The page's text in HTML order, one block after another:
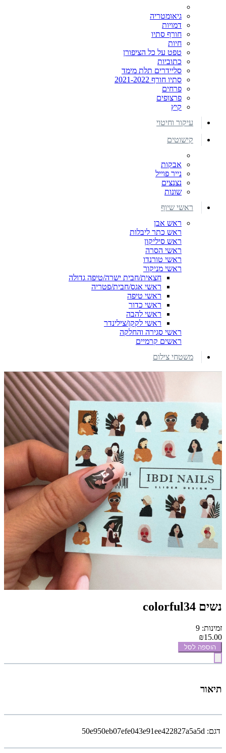
גיאומטריה
דמויות
חורף סתיו
חיות
טפט על כל הציפורן
כתוביות
סליידרים תלת מימד
סתיו חורף 2021-2022
פרחים
פרצופים
קיץ
עיקור וחיטוי
קישוטים
אבקות
נייר פוייל
נצנצים
שונות
ראשי שיוף
ראש אבן
ראש כתר ליבלות
ראש סיליקון
ראשי הסרה
ראשי טורנדו
ראשי מניקור
חצאית/חבית ישרה/טיפה גדולה
ראשי אגס/חבית/פטריה
ראשי טיפה
ראשי כדור
ראשי להבה
ראשי לקקן/צילינדר
ראשי סגירה והחלקה
ראשים קרמיים
משטחי צילום
נשים colorful34
זמינות: 9
₪15.00
הוספה לסל
תיאור
דגם: 50e950eb07efe043e91ee422827a5a5d